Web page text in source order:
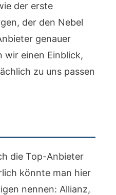
der erste
der den Nebel
genauer
wir einen Einblick,
zu uns passen
die Top-Anbieter
könnte man hier
nennen: Allianz,